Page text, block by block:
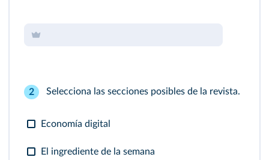
2 Selecciona las secciones posibles de la revista.
Economía digital
El ingrediente de la semana